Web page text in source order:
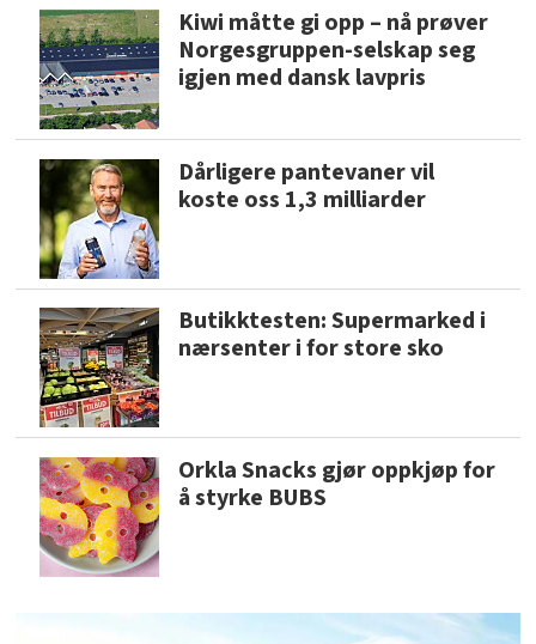
Kiwi måtte gi opp – nå prøver
Norgesgruppen-selskap seg
igjen med dansk lavpris
Dårligere pantevaner vil
koste oss 1,3 milliarder
Butikktesten: Supermarked i
nærsenter i for store sko
Orkla Snacks gjør oppkjøp for
å styrke BUBS